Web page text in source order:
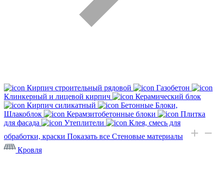
Кирпич строительный рядовой
Газобетон
Клинкерный и лицевой кирпич
Керамический блок
Кирпич силикатный
Бетонные Блоки,
Шлакоблок
Керамзитобетонные блоки
Плитка
для фасада
Утеплители
Клея, смесь для
обработки, краски Показать все Стеновые материалы
Кровля